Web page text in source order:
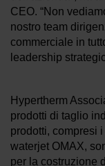
CEO. “Non
nostro team
commerciale in
leadership
Hypertherm
prodotti di taglio
prodotti, compresi
waterjet OMAX,
per la costruzione